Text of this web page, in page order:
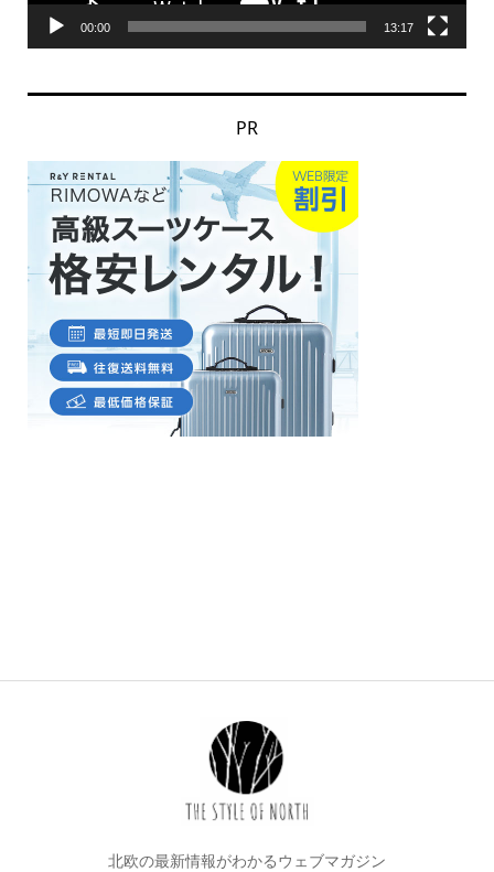
00:00 13:17
PR
北欧の最新情報がわかるウェブマガジン